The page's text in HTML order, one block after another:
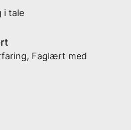
i tale
Faglært med